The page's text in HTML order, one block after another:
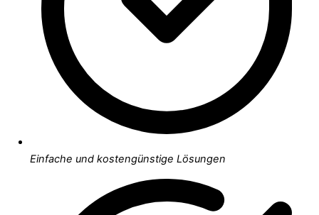
Einfache und kostengünstige Lösungen